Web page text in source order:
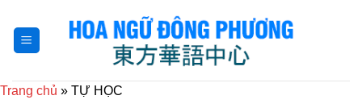
qua
nội
Trang chủ » TỰ HỌC